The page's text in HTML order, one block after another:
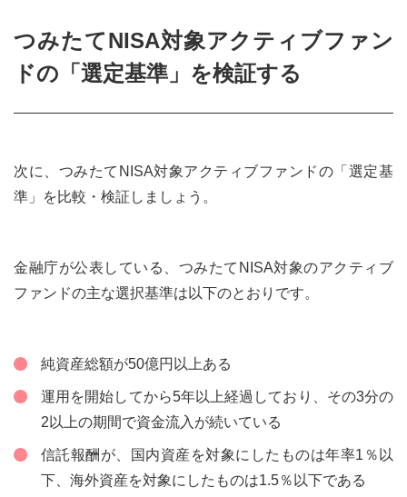
つみたてNISA対象アクティブファン
ドの「選定基準」を検証する
次に、つみたてNISA対象アクティブファンドの「選定基
準」を比較・検証しましょう。
金融庁が公表している、つみたてNISA対象のアクティブ
ファンドの主な選択基準は以下のとおりです。
純資産総額が50億円以上ある
運用を開始してから5年以上経過しており、その3分の
2以上の期間で資金流入が続いている
信託報酬が、国内資産を対象にしたものは年率1％以
下、海外資産を対象にしたものは1.5％以下である